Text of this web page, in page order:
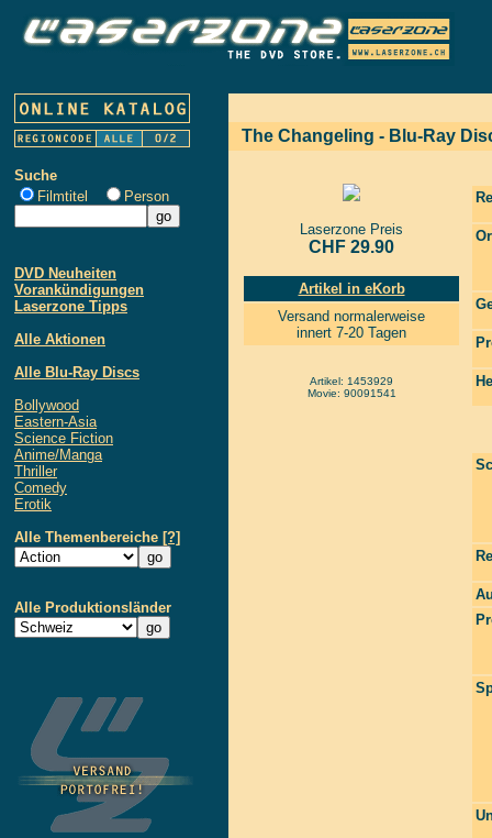
Suche
Filmtitel
Person
DVD Neuheiten
Vorankündigungen
Laserzone Tipps
Alle Aktionen
Alle Blu-Ray Discs
Bollywood
Eastern-Asia
Science Fiction
Anime/Manga
Thriller
Comedy
Erotik
Alle Themenbereiche [?]
Alle Produktionsländer
The Changeling - Blu-Ray
Laserzone Preis
CHF 29.90
Artikel in eKorb
Versand normalerweise
innert 7-20 Tagen
Artikel: 1453929
Movie: 90091541